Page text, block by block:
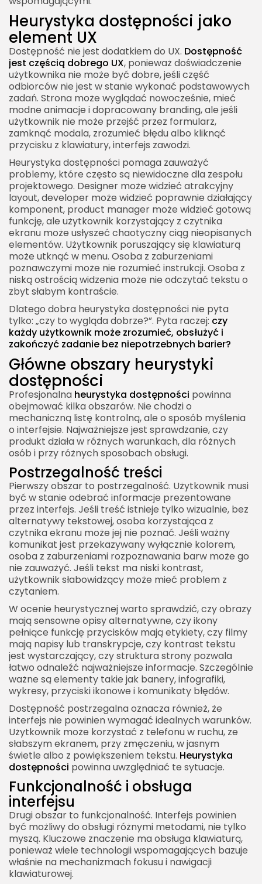
Heurystyka dostępności jako
element UX
Dostępność nie jest dodatkiem do UX. Dostępność
jest częścią dobrego UX, ponieważ doświadczenie
użytkownika nie może być dobre, jeśli część
odbiorców nie jest w stanie wykonać podstawowych
zadań. Strona może wyglądać nowocześnie, mieć
modne animacje i dopracowany branding, ale jeśli
użytkownik nie może przejść przez formularz,
zamknąć modala, zrozumieć błędu albo kliknąć
przycisku z klawiatury, interfejs zawodzi.
Heurystyka dostępności pomaga zauważyć
problemy, które często są niewidoczne dla zespołu
projektowego. Designer może widzieć atrakcyjny
layout, developer może widzieć poprawnie działający
komponent, product manager może widzieć gotową
funkcję, ale użytkownik korzystający z czytnika
ekranu może usłyszeć chaotyczny ciąg nieopisanych
elementów. Użytkownik poruszający się klawiaturą
może utknąć w menu. Osoba z zaburzeniami
poznawczymi może nie rozumieć instrukcji. Osoba z
niską ostrością widzenia może nie odczytać tekstu o
zbyt słabym kontraście.
Dlatego dobra heurystyka dostępności nie pyta
tylko: „czy to wygląda dobrze?”. Pyta raczej: czy
każdy użytkownik może zrozumieć, obsłużyć i
zakończyć zadanie bez niepotrzebnych barier?
Główne obszary heurystyki
dostępności
Profesjonalna heurystyka dostępności powinna
obejmować kilka obszarów. Nie chodzi o
mechaniczną listę kontrolną, ale o sposób myślenia
o interfejsie. Najważniejsze jest sprawdzanie, czy
produkt działa w różnych warunkach, dla różnych
osób i przy różnych sposobach obsługi.
Postrzegalność treści
Pierwszy obszar to postrzegalność. Użytkownik musi
być w stanie odebrać informacje prezentowane
przez interfejs. Jeśli treść istnieje tylko wizualnie, bez
alternatywy tekstowej, osoba korzystająca z
czytnika ekranu może jej nie poznać. Jeśli ważny
komunikat jest przekazywany wyłącznie kolorem,
osoba z zaburzeniami rozpoznawania barw może go
nie zauważyć. Jeśli tekst ma niski kontrast,
użytkownik słabowidzący może mieć problem z
czytaniem.
W ocenie heurystycznej warto sprawdzić, czy obrazy
mają sensowne opisy alternatywne, czy ikony
pełniące funkcję przycisków mają etykiety, czy filmy
mają napisy lub transkrypcje, czy kontrast tekstu
jest wystarczający, czy struktura strony pozwala
łatwo odnaleźć najważniejsze informacje. Szczególnie
ważne są elementy takie jak banery, infografiki,
wykresy, przyciski ikonowe i komunikaty błędów.
Dostępność postrzegalna oznacza również, że
interfejs nie powinien wymagać idealnych warunków.
Użytkownik może korzystać z telefonu w ruchu, ze
słabszym ekranem, przy zmęczeniu, w jasnym
świetle albo z powiększeniem tekstu. Heurystyka
dostępności powinna uwzględniać te sytuacje.
Funkcjonalność i obsługa
interfejsu
Drugi obszar to funkcjonalność. Interfejs powinien
być możliwy do obsługi różnymi metodami, nie tylko
myszą. Kluczowe znaczenie ma obsługa klawiaturą,
ponieważ wiele technologii wspomagających bazuje
właśnie na mechanizmach fokusu i nawigacji
klawiaturowej.